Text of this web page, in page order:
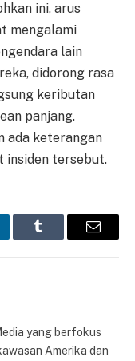
ini, arus
mengalami
lain
didorong rasa
keributan
panjang.
ada keterangan
insiden tersebut.
Tumblr Email
yang berfokus
Amerika dan